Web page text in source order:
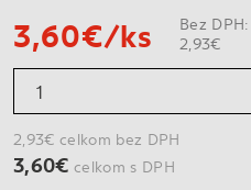
3,60€/ks
Bez DPH:
2,93€
2,93€ celkom bez DPH
3,60€ celkom s DPH